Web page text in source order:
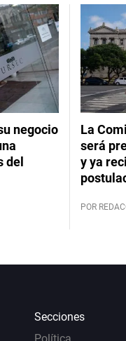
negocio
del
La
será
y ya
POR
Secciones